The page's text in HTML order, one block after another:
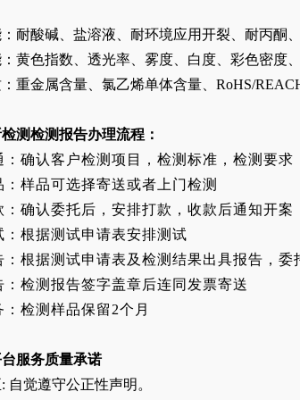
耐酸碱、盐溶液、耐环境应用开裂、耐丙酮
黄色指数、透光率、雾度、白度、彩色密度
重金属含量、氯乙烯单体含量、RoHS/
测检测报告办理流程：
：确认客户检测项目，检测标准，检测要求
：样品可选择寄送或者上门检测
：确认委托后，安排打款，收款后通知开案
：根据测试申请表安排测试
：根据测试申请表及检测结果出具报告，
：检测报告签字盖章后连同发票寄送
：检测样品保留2个月
服务质量承诺
自觉遵守公正性声明。